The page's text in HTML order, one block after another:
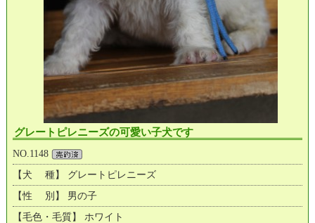
グレートピレニーズの可愛い子犬です
NO.1148
【犬 種】 グレートピレニーズ
【性 別】 男の子
【毛色・毛質】 ホワイト